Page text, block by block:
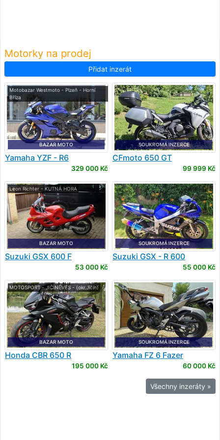
Motorky na prodej
Přidat inzerát
Motobazar Westmoto - Plzeň - Horní
Bříza
BAZAR MOTO
Yamaha YZF - R6
329 000 Kč
SOUKROMÁ INZERCE
CFmoto 650 GT
99 999 Kč
Leon Richter - KUTNÁ HORA
BAZAR MOTO
Suzuki GSX 600 F
53 000 Kč
SOUKROMÁ INZERCE
Suzuki GSX - R 600
55 000 Kč
MOTOSPORT - JIČÍNĚVES - (okr.Jičín)
BAZAR MOTO
Honda CBR 650 R
195 000 Kč
SOUKROMÁ INZERCE
Yamaha FZ 6 Fazer
60 000 Kč
Všechny inzeráty »